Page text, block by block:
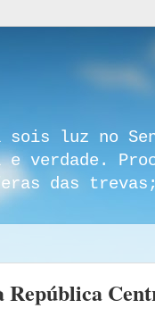
luz no
verdade.
das
República